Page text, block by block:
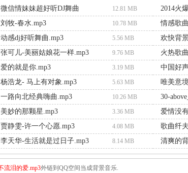
微信情妹妹超好听DJ舞曲 12.81 MB 2014火
刘牧-春水.mp3 10.78 MB 情感歌
动感dj好听舞曲.mp3 5.56 MB 欢快背
张可儿-美丽姑娘花一样.mp3 9.76 MB 火热歌
爱的就是你.mp3 3.19 MB 中国好
杨浩龙- 马上有对象.mp3 5.63 MB 唯美意
一路向北经典嗨曲.mp3 10.26 MB
美妙的那颗星.mp3 3.36 MB 爱情没
贾静雯-许一个心愿.mp3 4.08 MB 歌曲纤
李天华-生活就是过日子.mp3 8.14 MB 清爽的
流泪的爱.mp3外链到QQ空间当成背景音乐.